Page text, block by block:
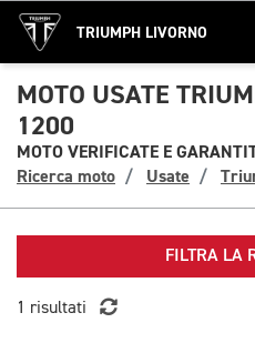
TRIUMPH LIVORNO
MOTO USATE
1200
MOTO VERIFICATE E
Ricerca moto
Usate
FILTRA LA
1 risultati